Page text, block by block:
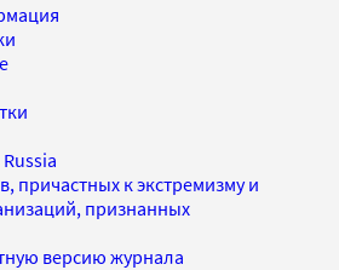
причастных к экстремизму и
признанных
версию журнала